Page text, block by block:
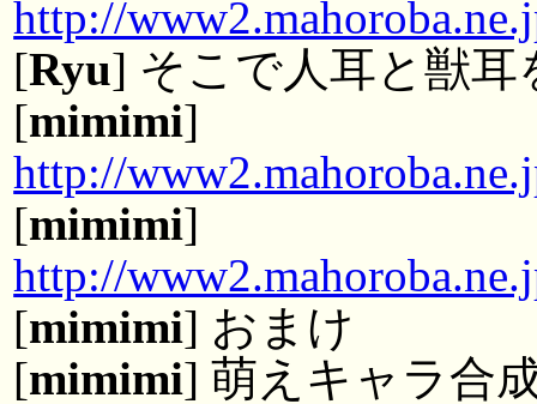
http://
[Ryu] そこで人耳と獣耳
[mimimi]
http://
[mimimi]
http://
[mimimi] おまけ
[mimimi] 萌えキャラ合